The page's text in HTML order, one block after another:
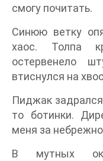
смогу почитать.
Синюю ветку
хаос. Толпа
остервенело
втиснулся на
Пиджак
то ботинки.
меня за
В мутных